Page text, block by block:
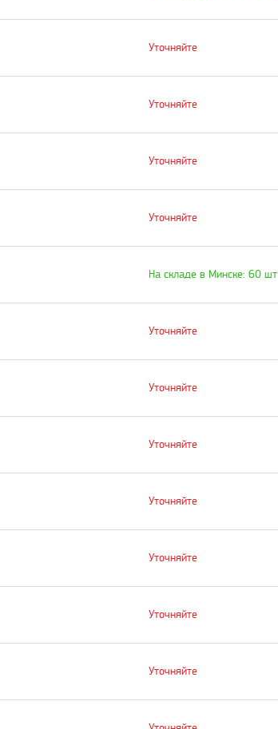
Уточняйте
Уточняйте
Уточняйте
Уточняйте
На складе в Минске: 60 шт
Уточняйте
Уточняйте
Уточняйте
Уточняйте
Уточняйте
Уточняйте
Уточняйте